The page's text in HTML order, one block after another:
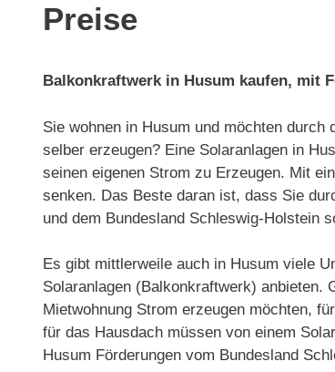
Preise
Balkonkraftwerk in Husum kaufen, mit
Sie wohnen in Husum und möchten
selber erzeugen? Eine Solaranlagen in
seinen eigenen Strom zu Erzeugen. Mit
senken. Das Beste daran ist, dass Sie
und dem Bundesland Schleswig-Holstein
Es gibt mittlerweile auch in Husum viele
Solaranlagen (Balkonkraftwerk) anbieten.
Mietwohnung Strom erzeugen möchten,
für das Hausdach müssen von einem
Husum Förderungen vom Bundesland